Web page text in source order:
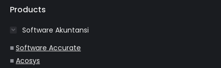
opens
new
window
opens
new
window
new
window
new
window
new
window
Products
Software Akuntansi
■ Software Accurate
■ Acosys